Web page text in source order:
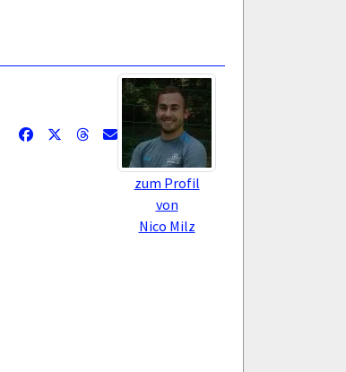
zum Profil
von
Nico Milz